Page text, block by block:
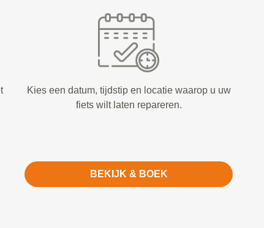
Kies een datum, tijdstip en locatie waarop u uw
fiets wilt laten repareren.
BEKIJK & BOEK